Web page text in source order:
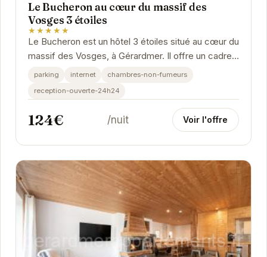
Le Bucheron au cœur du massif des
Vosges 3 étoiles
★★★★★
Le Bucheron est un hôtel 3 étoiles situé au cœur du
massif des Vosges, à Gérardmer. Il offre un cadre
idéal pour les amoureux de la nature et...
parking internet
chambres-non-fumeurs
reception-ouverte-24h24
124€ /nuit Voir l'offre